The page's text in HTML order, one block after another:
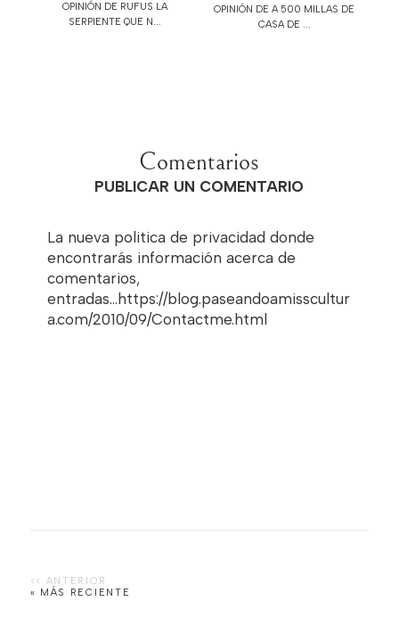
OPINIÓN DE RUFUS LA
SERPIENTE QUE N...
OPINIÓN DE A 500 MILLAS DE
CASA DE ...
Comentarios
PUBLICAR UN COMENTARIO
La nueva politica de privacidad donde
encontrarás información acerca de
comentarios,
entradas...https://blog.paseandoamisscultur
a.com/2010/09/Contactme.html
« MÁS RECIENTE